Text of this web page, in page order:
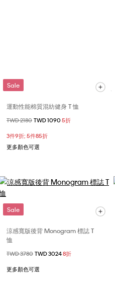
Sale
運動性能棉質混紡健身 T 恤
價格扣減從
TWD 2180 至
TWD 1090 5折
3件9折; 5件85折
更多顏色可選
Sale
涼感寬版後背 Monogram 標誌 T
恤
價格扣減從
TWD 3780 至
TWD 30248折
更多顏色可選